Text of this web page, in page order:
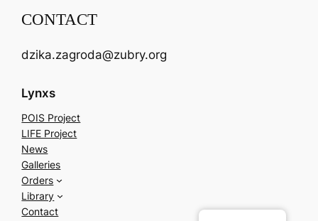
CONTACT
dzika.zagroda@zubry.org
Lynxs
POIS Project
LIFE Project
News
Galleries
Orders
Library
Contact